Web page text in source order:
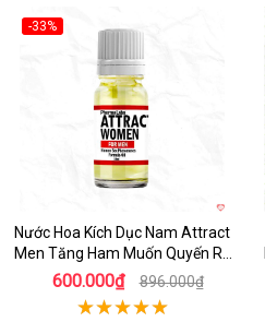
-33%
Nước Hoa Kích Dục Nam Attract
Men Tăng Ham Muốn Quyến Rũ
Mạnh Mẽ
600.000₫ 896.000₫